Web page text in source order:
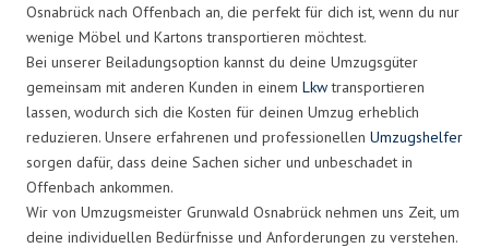
Osnabrück nach Offenbach an, die perfekt für dich ist, wenn du nur
wenige Möbel und Kartons transportieren möchtest.
Bei unserer Beiladungsoption kannst du deine Umzugsgüter
gemeinsam mit anderen Kunden in einem Lkwtransportieren
lassen, wodurch sich die Kosten für deinen Umzug erheblich
reduzieren. Unsere erfahrenen und professionellen Umzugshelfer
sorgen dafür, dass deine Sachen sicher und unbeschadet in
Offenbach ankommen.
Wir von Umzugsmeister Grunwald Osnabrück nehmen uns Zeit, um
deine individuellen Bedürfnisse und Anforderungen zu verstehen.